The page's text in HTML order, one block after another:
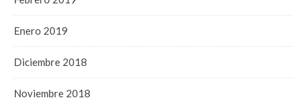
Enero 2019
Diciembre 2018
Noviembre 2018